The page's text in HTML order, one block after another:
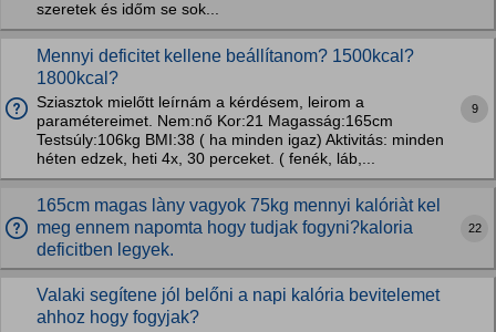
szeretek és időm se sok...
Mennyi deficitet kellene beállítanom? 1500kcal?
1800kcal?
Sziasztok mielőtt leírnám a kérdésem, leirom a
paramétereimet. Nem:nő Kor:21 Magasság:165cm
Testsúly:106kg BMI:38 ( ha minden igaz) Aktivitás: minden
héten edzek, heti 4x, 30 perceket. ( fenék, láb,...
9
165cm magas làny vagyok 75kg mennyi kalóriàt kel
meg ennem napomta hogy tudjak fogyni?kaloria
deficitben legyek.
22
Valaki segítene jól belőni a napi kalória bevitelemet
ahhoz hogy fogyjak?